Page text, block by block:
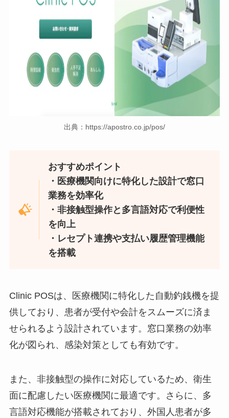
出典：https://apostro.co.jp/pos/
おすすめポイント
・医療機関向けに特化した設計で窓口
業務を効率化
・非接触型操作と多言語対応で利便性
を向上
・レセプト連携や支払い履歴管理機能
を搭載
Clinic POSは、医療機関に特化した自動釣銭機を提
供しており、患者が受付や会計をスムーズに済ま
せられるよう設計されています。窓口業務の効率
化が図られ、感染対策としても有効です。
また、非接触型の操作に対応しているため、衛生
面に配慮したい医療機関に最適です。さらに、多
言語対応機能が搭載されており、外国人患者が多